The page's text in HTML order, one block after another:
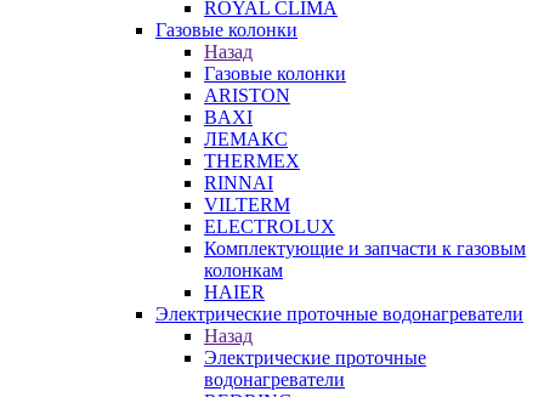
ROYAL CLIMA
Газовые колонки
Назад
Газовые колонки
ARISTON
BAXI
ЛЕМАКС
THERMEX
RINNAI
VILTERM
ELECTROLUX
Комплектующие и запчасти к газовым
колонкам
HAIER
Электрические проточные водонагреватели
Назад
Электрические проточные
водонагреватели